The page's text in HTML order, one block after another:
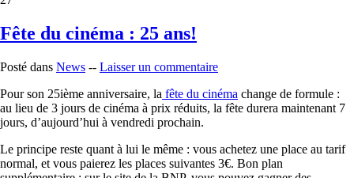
Fête du cinéma : 25 ans!
Posté dans News -- Laisser un commentaire
Pour son 25ième anniversaire, la fête du cinéma change de formule :
au lieu de 3 jours de cinéma à prix réduits, la fête durera maintenant 7
jours, d’aujourd’hui à vendredi prochain.
Le principe reste quant à lui le même : vous achetez une place au tarif
normal, et vous paierez les places suivantes 3€. Bon plan